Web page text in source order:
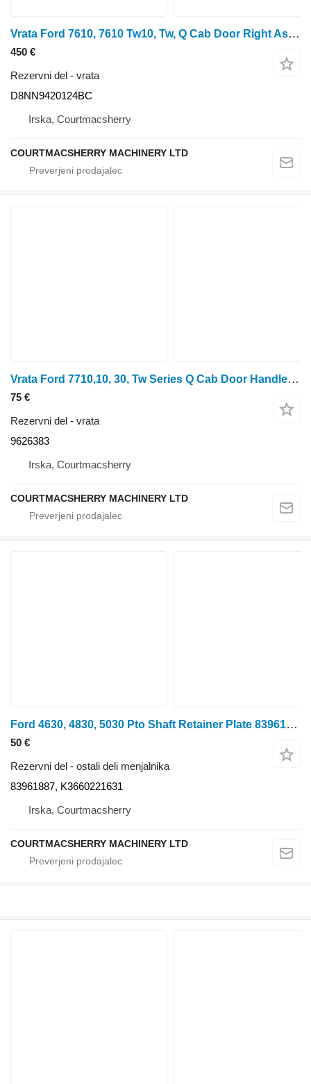
Vrata Ford 7610, 7610 Tw10, Tw, Q Cab Door Right Assembly Rusty D8nn9420124 D8NN9420124BC
450 €
Rezervni del - vrata
D8NN9420124BC
Irska, Courtmacsherry
COURTMACSHERRY MACHINERY LTD
Vrata Ford 7710,10, 30, Tw Series Q Cab Door Handle Original 9626383, D9nn1
75 €
Rezervni del - vrata
9626383
Irska, Courtmacsherry
COURTMACSHERRY MACHINERY LTD
Ford 4630, 4830, 5030 Pto Shaft Retainer Plate 83961887, K3660221631
50 €
Rezervni del - ostali deli menjalnika
83961887, K3660221631
Irska, Courtmacsherry
COURTMACSHERRY MACHINERY LTD